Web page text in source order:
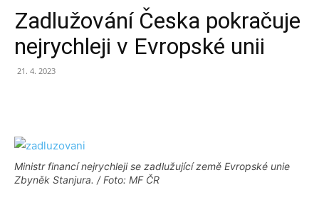
Zadlužování Česka pokračuje
nejrychleji v Evropské unii
21. 4. 2023
Ministr financí nejrychleji se zadlužující země Evropské unie
Zbyněk Stanjura. / Foto: MF ČR